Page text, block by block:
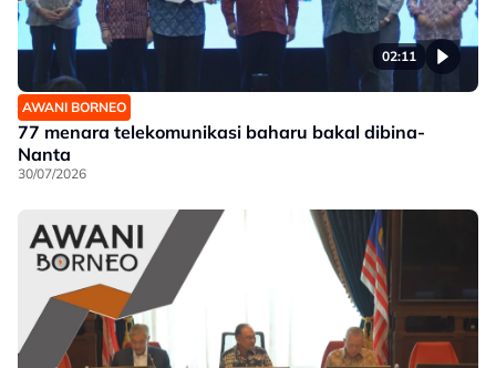
02:11
AWANI BORNEO
77 menara telekomunikasi baharu bakal dibina-
Nanta
30/07/2026